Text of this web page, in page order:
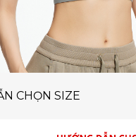
CHỌN SIZE